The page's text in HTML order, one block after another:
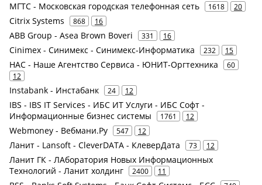
МГТС - Московская городская телефонная сеть 1618 20
Citrix Systems 868 16
ABB Group - Asea Brown Boveri 331 16
Cinimex - Синимекс - Синимекс-Информатика 232 15
НАС - Наше Агентство Сервиса - ЮНИТ-Оргтехника
60
12
Instabank - Инстабанк 24 12
IBS - IBS IT Services - ИБС ИТ Услуги - ИБС Софт -
Информационные бизнес системы
1761 12
Webmoney - Вебмани.Ру 547 12
Ланит - Lansoft - CleverDATA - КлеверДата 73 12
Ланит ГК - ЛАборатория Новых Информационных
Технологий - Ланит холдинг
2400 11